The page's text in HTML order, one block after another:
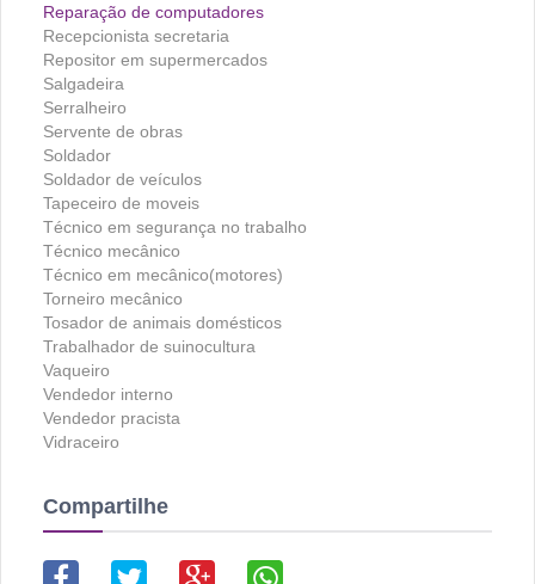
Reparação de computadores
Recepcionista secretaria
Repositor em supermercados
Salgadeira
Serralheiro
Servente de obras
Soldador
Soldador de veículos
Tapeceiro de moveis
Técnico em segurança no trabalho
Técnico mecânico
Técnico em mecânico(motores)
Torneiro mecânico
Tosador de animais domésticos
Trabalhador de suinocultura
Vaqueiro
Vendedor interno
Vendedor pracista
Vidraceiro
Compartilhe